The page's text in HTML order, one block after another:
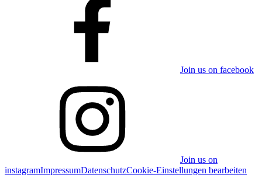
Join us on facebook
Join us on
instagramImpressumDatenschutzCookie-Einstellungen bearbeiten